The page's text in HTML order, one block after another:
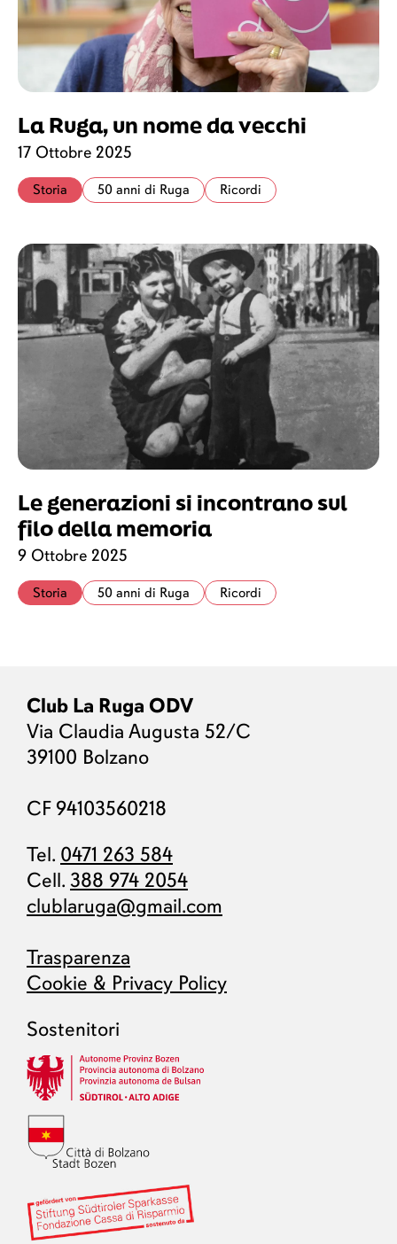
La Ruga, un nome da vecchi
17 Ottobre 2025
Storia 50 anni di Ruga Ricordi
Le generazioni si incontrano sul
filo della memoria
9 Ottobre 2025
Storia 50 anni di Ruga Ricordi
Club La Ruga ODV
Via Claudia Augusta 52/C
39100 Bolzano
CF 94103560218
Tel. 0471 263 584
Cell. 388 974 2054
clublaruga@gmail.com
Trasparenza
Cookie & Privacy Policy
Sostenitori